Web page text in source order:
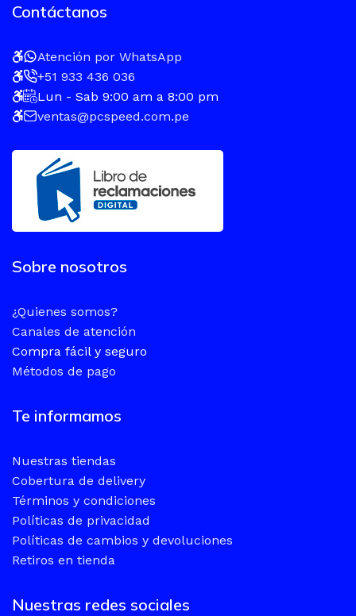
Contáctanos
Atención por WhatsApp
+51 933 436 036
Lun - Sab 9:00 am a 8:00 pm
ventas@pcspeed.com.pe
Sobre nosotros
¿Quienes somos?
Canales de atención
Compra fácil y seguro
Métodos de pago
Te informamos
Nuestras tiendas
Cobertura de delivery
Términos y condiciones
Políticas de privacidad
Políticas de cambios y devoluciones
Retiros en tienda
Nuestras redes sociales